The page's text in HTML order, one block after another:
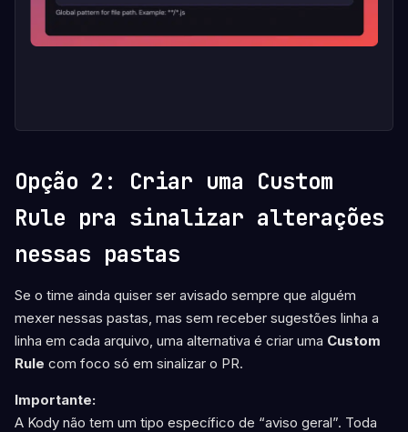
Opção 2: Criar uma Custom
Rule pra sinalizar alterações
nessas pastas
Se o time ainda quiser ser avisado sempre que alguém
mexer nessas pastas, mas sem receber sugestões linha a
linha em cada arquivo, uma alternativa é criar uma Custom
Rule com foco só em sinalizar o PR.
Importante:
A Kody não tem um tipo específico de “aviso geral”. Toda